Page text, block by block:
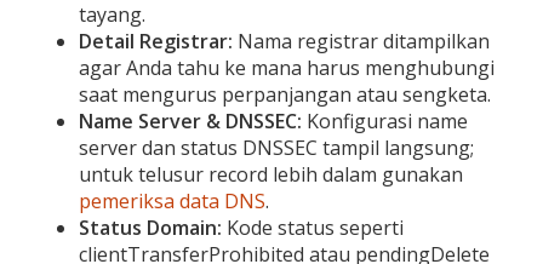
tayang.
Detail Registrar: Nama registrar ditampilkan
agar Anda tahu ke mana harus menghubungi
saat mengurus perpanjangan atau sengketa.
Name Server & DNSSEC: Konfigurasi name
server dan status DNSSEC tampil langsung;
untuk telusur record lebih dalam gunakan
pemeriksa data DNS.
Status Domain: Kode status seperti
clientTransferProhibited atau pendingDelete